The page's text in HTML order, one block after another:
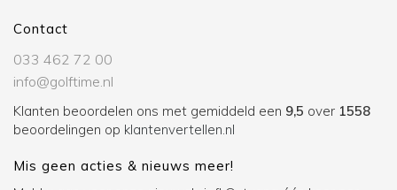
Contact
033 462 72 00
info@golftime.nl
Klanten beoordelen ons met gemiddeld een 9,5 over 1558
beoordelingen op klantenvertellen.nl
Mis geen acties & nieuws meer!